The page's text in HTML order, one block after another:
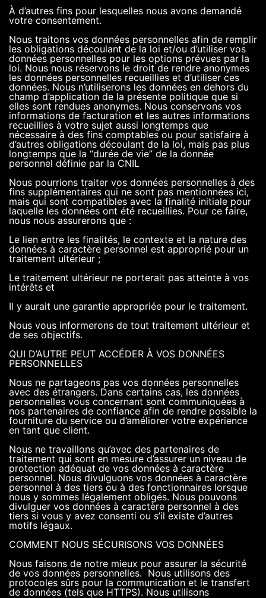
À d’autres fins pour lesquelles nous avons demandé
votre consentement.
Nous traitons vos données personnelles afin de remplir
les obligations découlant de la loi et/ou d’utiliser vos
données personnelles pour les options prévues par la
loi. Nous nous réservons le droit de rendre anonymes
les données personnelles recueillies et d’utiliser ces
données. Nous n’utiliserons les données en dehors du
champ d’application de la présente politique que si
elles sont rendues anonymes. Nous conservons vos
informations de facturation et les autres informations
recueillies à votre sujet aussi longtemps que
nécessaire à des fins comptables ou pour satisfaire à
d’autres obligations découlant de la loi, mais pas plus
longtemps que la “durée de vie” de la donnée
personnel définie par la CNIL
Nous pourrions traiter vos données personnelles à des
fins supplémentaires qui ne sont pas mentionnées ici,
mais qui sont compatibles avec la finalité initiale pour
laquelle les données ont été recueillies. Pour ce faire,
nous nous assurerons que :
Le lien entre les finalités, le contexte et la nature des
données à caractère personnel est approprié pour un
traitement ultérieur ;
Le traitement ultérieur ne porterait pas atteinte à vos
intérêts et
Il y aurait une garantie appropriée pour le traitement.
Nous vous informerons de tout traitement ultérieur et
de ses objectifs.
QUI D’AUTRE PEUT ACCÉDER À VOS DONNÉES
PERSONNELLES
Nous ne partageons pas vos données personnelles
avec des étrangers. Dans certains cas, les données
personnelles vous concernant sont communiquées à
nos partenaires de confiance afin de rendre possible la
fourniture du service ou d’améliorer votre expérience
en tant que client.
Nous ne travaillons qu’avec des partenaires de
traitement qui sont en mesure d’assurer un niveau de
protection adéquat de vos données à caractère
personnel. Nous divulguons vos données à caractère
personnel à des tiers ou à des fonctionnaires lorsque
nous y sommes légalement obligés. Nous pouvons
divulguer vos données à caractère personnel à des
tiers si vous y avez consenti ou s’il existe d’autres
motifs légaux.
COMMENT NOUS SÉCURISONS VOS DONNÉES
Nous faisons de notre mieux pour assurer la sécurité
de vos données personnelles. Nous utilisons des
protocoles sûrs pour la communication et le transfert
de données (tels que HTTPS). Nous utilisons